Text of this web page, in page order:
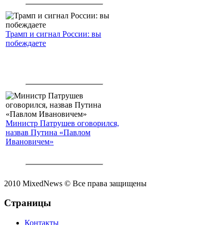
Трамп и сигнал России: вы
побеждаете
Министр Патрушев оговорился,
назвав Путина «Павлом
Ивановичем»
2010 MixedNews © Все права защищены
Страницы
Контакты